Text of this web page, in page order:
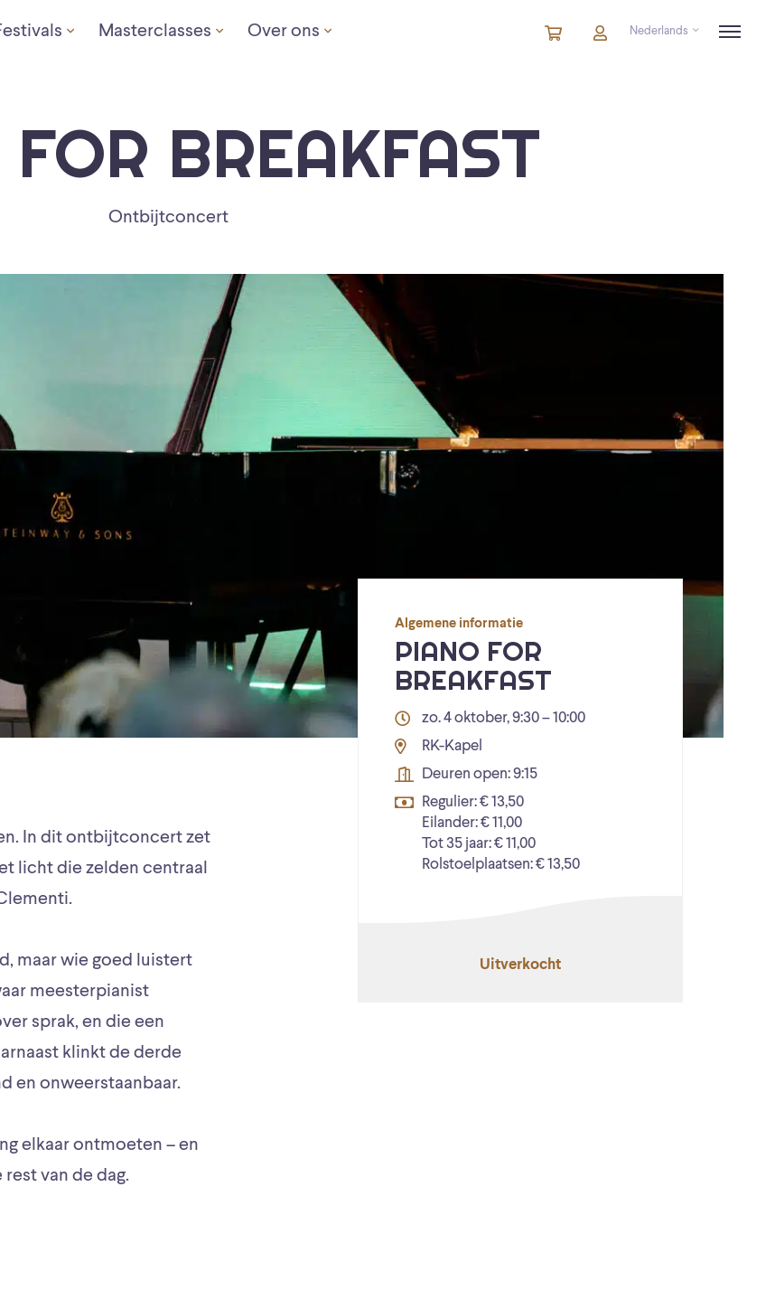
Masterclasses Over ons Winkelmandje
artikelenAccountNederlands
BREAKFAST
Ontbijtconcert
In dit ontbijtconcert zet
licht die zelden centraal
maar wie goed luistert
meesterpianist
sprak, en die een
klinkt de derde
en onweerstaanbaar.
elkaar ontmoeten – en
van de dag.
Algemene informatie
PIANO FOR
BREAKFAST
zo. 4 oktober, 9:30 – 10:00
RK-Kapel
Deuren open: 9:15
Regulier: € 13,50
Eilander: € 11,00
Tot 35 jaar: € 11,00
Rolstoelplaatsen: € 13,50
Uitverkocht